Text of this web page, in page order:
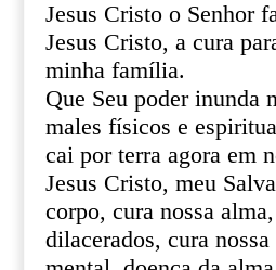
Jesus Cristo o Senhor
Jesus Cristo, a cura
minha família.
Que Seu poder inunda
males físicos e
cai por terra agora em
Jesus Cristo, meu
corpo, cura nossa
dilacerados, cura